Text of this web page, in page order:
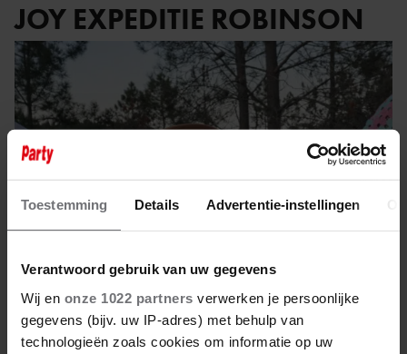
Toestemming Details Advertentie-instellingen
Verantwoord gebruik van uw gegevens
Wij en onze 1022 partners verwerken je persoonlijke
gegevens (bijv. uw IP-adres) met behulp van
technologieën zoals cookies om informatie op uw
JOY EXPEDITIE ROBINSON
9 maart 2025